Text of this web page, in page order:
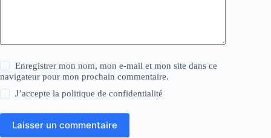
Enregistrer mon nom, mon e-mail et mon site dans ce
navigateur pour mon prochain commentaire.
J’accepte lapolitique de confidentialité
Laisser un commentaire